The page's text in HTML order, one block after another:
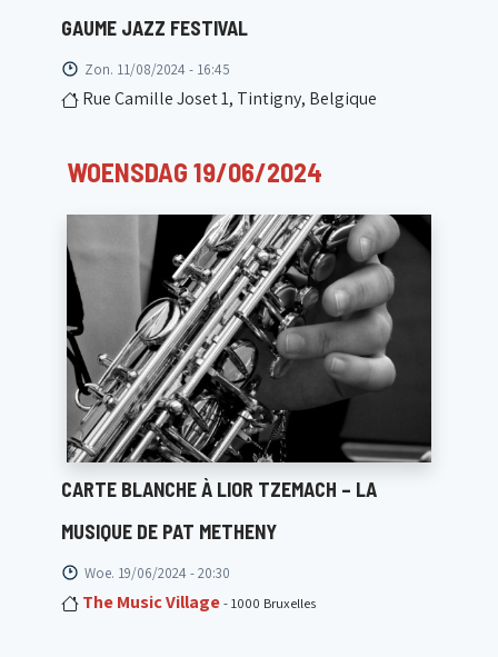
GAUME JAZZ FESTIVAL
Zon. 11/08/2024 - 16:45
Rue Camille Joset 1, Tintigny, Belgique
WOENSDAG 19/06/2024
CARTE BLANCHE À LIOR TZEMACH – LA
MUSIQUE DE PAT METHENY
Woe. 19/06/2024 - 20:30
The Music Village- 1000 Bruxelles